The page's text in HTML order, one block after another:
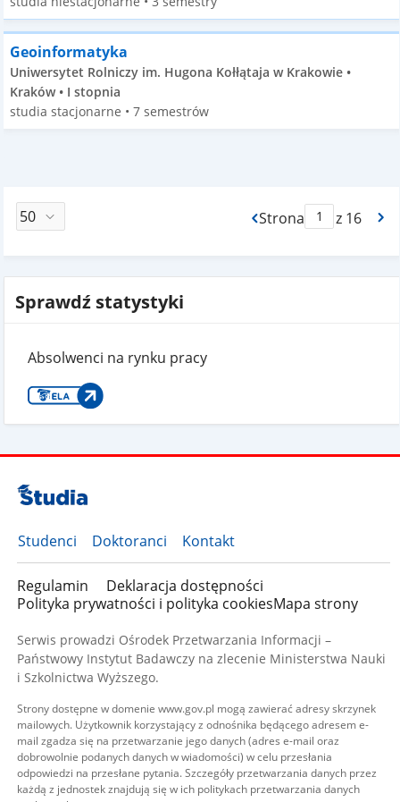
Geoinformatyka
Uniwersytet Rolniczy im. Hugona Kołłątaja w Krakowie •
Kraków • I stopnia
studia stacjonarne • 7 semestrów
Strona
Max Stronaz 16
Sprawdź statystyki
Absolwenci na rynku pracy
Studenci Doktoranci Kontakt
Regulamin
Deklaracja dostępności
Polityka prywatności i polityka cookiesMapa strony
Serwis prowadzi Ośrodek Przetwarzania Informacji –
Państwowy Instytut Badawczy na zlecenie Ministerstwa Nauki
i Szkolnictwa Wyższego.
Strony dostępne w domenie www.gov.pl mogą zawierać adresy skrzynek
mailowych. Użytkownik korzystający z odnośnika będącego adresem e-
mail zgadza się na przetwarzanie jego danych (adres e-mail oraz
dobrowolnie podanych danych w wiadomości) w celu przesłania
odpowiedzi na przesłane pytania. Szczegóły przetwarzania danych przez
każdą z jednostek znajdują się w ich politykach przetwarzania danych